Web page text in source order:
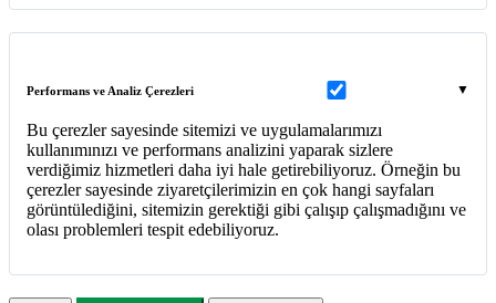
Performans ve Analiz Çerezleri
Bu çerezler sayesinde sitemizi ve uygulamalarımızı
kullanımınızı ve performans analizini yaparak sizlere
verdiğimiz hizmetleri daha iyi hale getirebiliyoruz. Örneğin bu
çerezler sayesinde ziyaretçilerimizin en çok hangi sayfaları
görüntülediğini, sitemizin gerektiği gibi çalışıp çalışmadığını ve
olası problemleri tespit edebiliyoruz.